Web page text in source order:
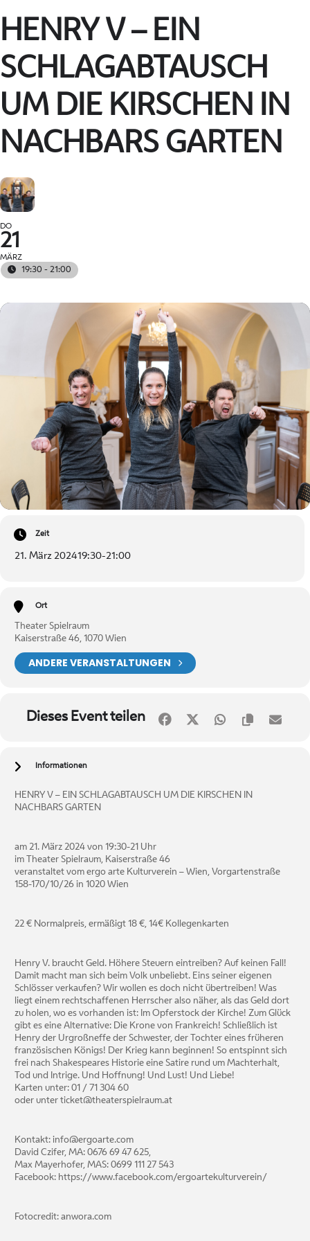
HENRY V – EIN
SCHLAGABTAUSCH
UM DIE KIRSCHEN IN
NACHBARS GARTEN
DO
21
MÄRZ
19:30 - 21:00
Zeit
21. März 202419:30-21:00
Ort
Theater Spielraum
Kaiserstraße 46, 1070 Wien
ANDERE VERANSTALTUNGEN
Dieses Event teilen
Informationen
HENRY V – EIN SCHLAGABTAUSCH UM DIE KIRSCHEN IN
NACHBARS GARTEN
am 21. März 2024 von 19:30-21 Uhr
im Theater Spielraum, Kaiserstraße 46
veranstaltet vom ergo arte Kulturverein – Wien, Vorgartenstraße
158-170/10/26 in 1020 Wien
22 € Normalpreis, ermäßigt 18 €, 14€ Kollegenkarten
Henry V. braucht Geld. Höhere Steuern eintreiben? Auf keinen Fall!
Damit macht man sich beim Volk unbeliebt. Eins seiner eigenen
Schlösser verkaufen? Wir wollen es doch nicht übertreiben! Was
liegt einem rechtschaffenen Herrscher also näher, als das Geld dort
zu holen, wo es vorhanden ist: Im Opferstock der Kirche! Zum Glück
gibt es eine Alternative: Die Krone von Frankreich! Schließlich ist
Henry der Urgroßneffe der Schwester, der Tochter eines früheren
französischen Königs! Der Krieg kann beginnen! So entspinnt sich
frei nach Shakespeares Historie eine Satire rund um Machterhalt,
Tod und Intrige. Und Hoffnung! Und Lust! Und Liebe!
Karten unter: 01 / 71 304 60
oder unter ticket@theaterspielraum.at
Kontakt: info@ergoarte.com
David Czifer, MA: 0676 69 47 625,
Max Mayerhofer, MAS: 0699 111 27 543
Facebook: https://www.facebook.com/ergoartekulturverein/
Fotocredit: anwora.com